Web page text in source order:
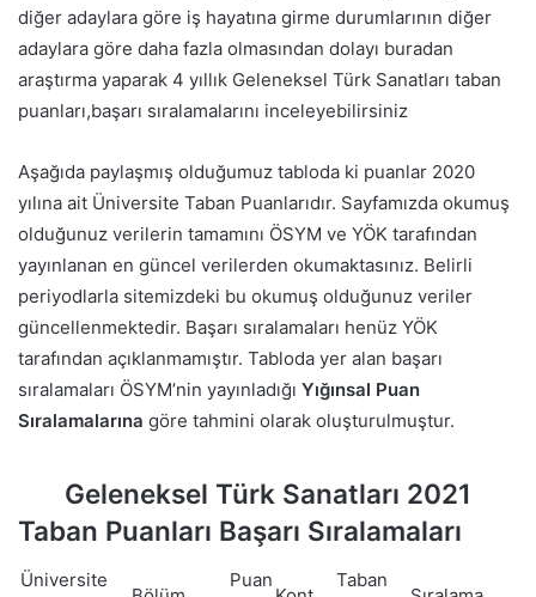
diğer adaylara göre iş hayatına girme durumlarının diğer
adaylara göre daha fazla olmasından dolayı buradan
araştırma yaparak 4 yıllık Geleneksel Türk Sanatları taban
puanları,başarı sıralamalarını inceleyebilirsiniz
Aşağıda paylaşmış olduğumuz tabloda ki puanlar 2020
yılına ait Üniversite Taban Puanlarıdır. Sayfamızda okumuş
olduğunuz verilerin tamamını ÖSYM ve YÖK tarafından
yayınlanan en güncel verilerden okumaktasınız. Belirli
periyodlarla sitemizdeki bu okumuş olduğunuz veriler
güncellenmektedir. Başarı sıralamaları henüz YÖK
tarafından açıklanmamıştır. Tabloda yer alan başarı
sıralamaları ÖSYM’nin yayınladığı Yığınsal Puan
Sıralamalarına göre tahmini olarak oluşturulmuştur.
Geleneksel Türk Sanatları 2021
Taban Puanları Başarı Sıralamaları
Üniversite Puan Taban